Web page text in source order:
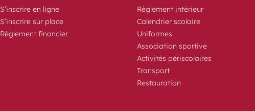
S’inscrire en ligne
S’inscrire sur place
Règlement financier
Règlement intérieur
Calendrier scolaire
Uniformes
Association sportive
Activités périscolaires
Transport
Restauration